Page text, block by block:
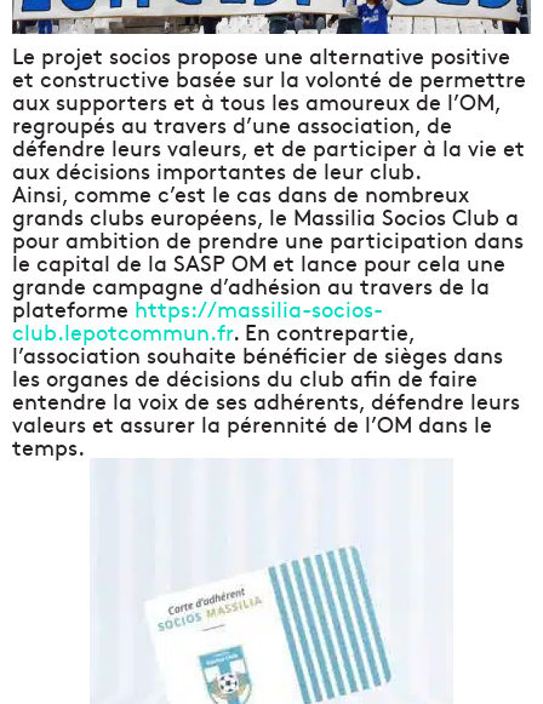
Le projet socios propose une alternative positive
et constructive basée sur la volonté de permettre
aux supporters et à tous les amoureux de l’OM,
regroupés au travers d’une association, de
défendre leurs valeurs, et de participer à la vie et
aux décisions importantes de leur club.
Ainsi, comme c’est le cas dans de nombreux
grands clubs européens, le Massilia Socios Club a
pour ambition de prendre une participation dans
le capital de la SASP OM et lance pour cela une
grande campagne d’adhésion au travers de la
plateforme https://massilia-socios-
club.lepotcommun.fr. En contrepartie,
l’association souhaite bénéficier de sièges dans
les organes de décisions du club afin de faire
entendre la voix de ses adhérents, défendre leurs
valeurs et assurer la pérennité de l’OM dans le
temps.